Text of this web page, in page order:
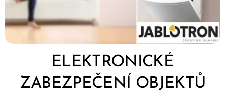
ELEKTRONICKÉ
ZABEZPEČENÍ OBJEKTŮ